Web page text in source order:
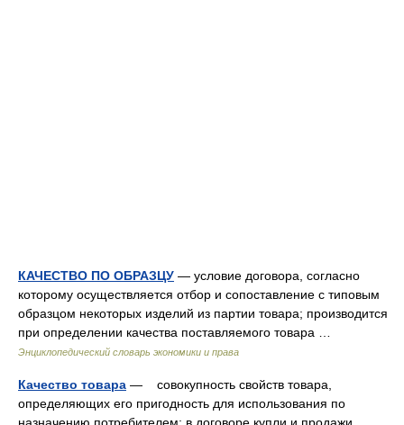
КАЧЕСТВО ПО ОБРАЗЦУ — условие договора, согласно
которому осуществляется отбор и сопоставление с типовым
образцом некоторых изделий из партии товара; производится
при определении качества поставляемого товара …
Энциклопедический словарь экономики и права
Качество товара — совокупность свойств товара,
определяющих его пригодность для использования по